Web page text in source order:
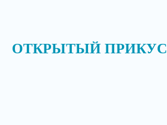
ОТКРЫТЫЙ ПРИКУС